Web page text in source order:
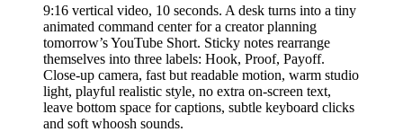
9:16 vertical video, 10 seconds. A desk turns into a tiny
animated command center for a creator planning
tomorrow’s YouTube Short. Sticky notes rearrange
themselves into three labels: Hook, Proof, Payoff.
Close-up camera, fast but readable motion, warm studio
light, playful realistic style, no extra on-screen text,
leave bottom space for captions, subtle keyboard clicks
and soft whoosh sounds.